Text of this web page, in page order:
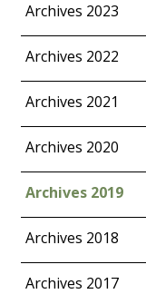
Archives 2023
Archives 2022
Archives 2021
Archives 2020
Archives 2019
Archives 2018
Archives 2017